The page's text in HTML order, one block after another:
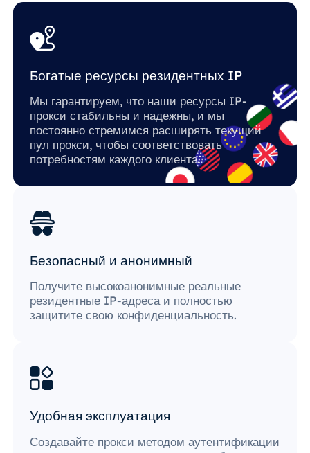
Богатые ресурсы резидентных IP
Мы гарантируем, что наши ресурсы IP-
прокси стабильны и надежны, и мы
постоянно стремимся расширять текущий
пул прокси, чтобы соответствовать
потребностям каждого клиента.
Безопасный и анонимный
Получите высокоанонимные реальные
резидентные IP-адреса и полностью
защитите свою конфиденциальность.
Удобная эксплуатация
Создавайте прокси методом аутентификации